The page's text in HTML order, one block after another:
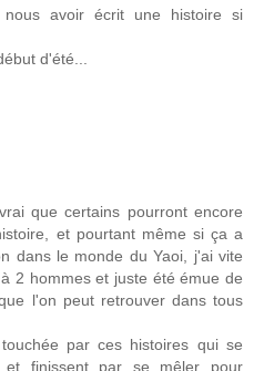
avoir écrit une histoire si
d'été...
que certains pourront encore
et pourtant même si ça a
dans le monde du Yaoi, j'ai vite
2 hommes et juste été émue de
l'on peut retrouver dans tous
par ces histoires qui se
et finissent par se mêler pour